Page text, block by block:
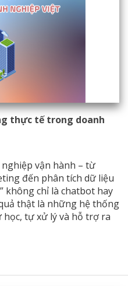
thực tế trong doanh
vận hành – từ
đến phân tích dữ liệu
không chỉ là chatbot hay
thật là những hệ thống
tự xử lý và hỗ trợ ra